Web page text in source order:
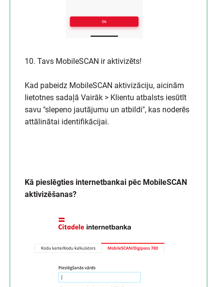
10. Tavs MobileSCAN ir aktivizēts!
Kad pabeidz MobileSCAN aktivizāciju, aicinām
lietotnes sadaļā Vairāk > Klientu atbalsts iesūtīt
savu "slepeno jautājumu un atbildi", kas noderēs
attālinātai identifikācijai.
Kā pieslēgties internetbankai pēc MobileSCAN
aktivizēšanas?